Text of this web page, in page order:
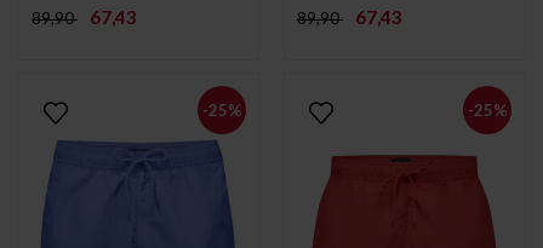
89,90 67,43 89,90 67,43
-25% -25%